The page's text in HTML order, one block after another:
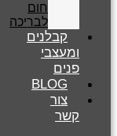
חום
לבריכה
קבלנים
ומעצבי
פנים
BLOG
צור
קשר